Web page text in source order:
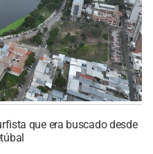
que era buscado desde